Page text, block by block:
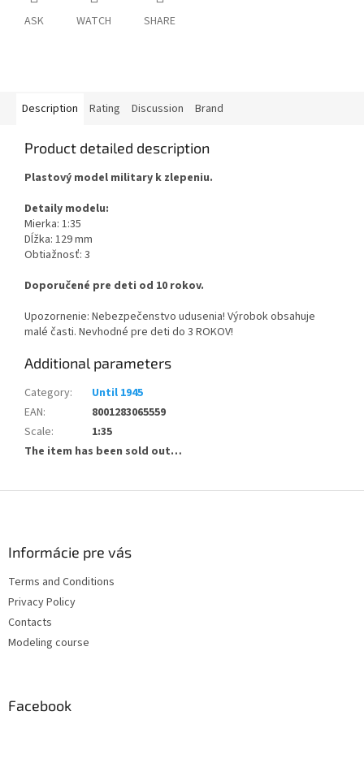
ASK WATCH SHARE
Description Rating Discussion Brand
Product detailed description
Plastový model military k zlepeniu.
Detaily modelu:
Mierka: 1:35
Dĺžka: 129 mm
Obtiažnosť: 3
Doporučené pre deti od 10 rokov.
Upozornenie: Nebezpečenstvo udusenia! Výrobok obsahuje
malé časti. Nevhodné pre deti do 3 ROKOV!
Additional parameters
Category:
Until 1945
EAN:
8001283065559
Scale:
1:35
The item has been sold out…
Informácie pre vás
Terms and Conditions
Privacy Policy
Contacts
Modeling course
Facebook